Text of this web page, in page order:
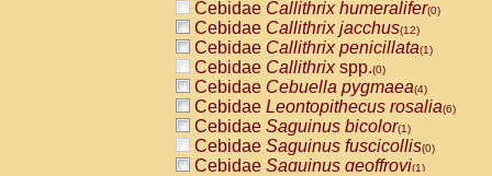
Cebidae Callithrix humeralifer(0)
Cebidae Callithrix jacchus(12)
Cebidae Callithrix penicillata(1)
Cebidae Callithrixspp.(0)
Cebidae Cebuella pygmaea(4)
Cebidae Leontopithecus rosalia(6)
Cebidae Saguinus bicolor(1)
Cebidae Saguinus fuscicollis(0)
Cebidae Saguinus geoffroyi(1)